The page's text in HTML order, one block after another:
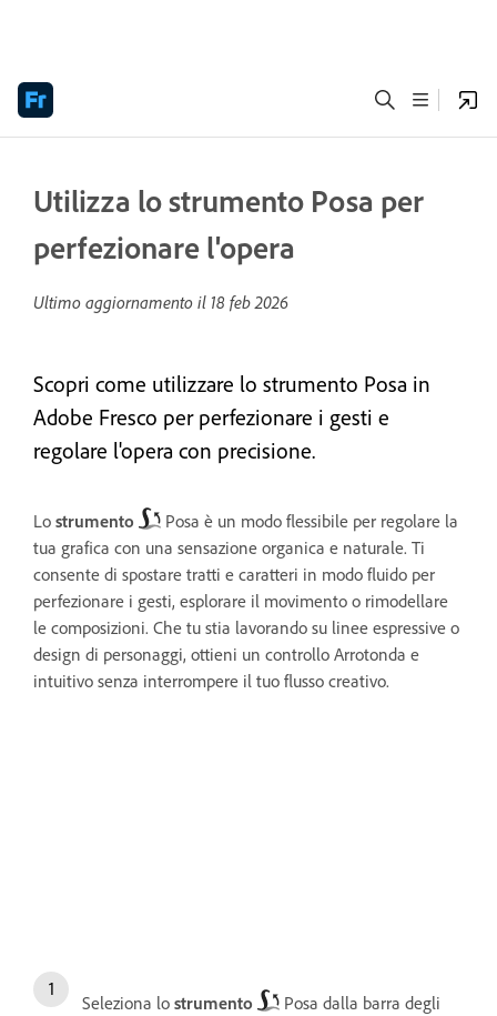
Utilizza lo strumento Posa per
perfezionare l'opera
Ultimo aggiornamento il 18 feb 2026
Scopri come utilizzare lo strumento Posa in
Adobe Fresco per perfezionare i gesti e
regolare l'opera con precisione.
Lo strumento
Posa è un modo flessibile per regolare la
tua grafica con una sensazione organica e naturale. Ti
consente di spostare tratti e caratteri in modo fluido per
perfezionare i gesti, esplorare il movimento o rimodellare
le composizioni. Che tu stia lavorando su linee espressive o
design di personaggi, ottieni un controllo Arrotonda e
intuitivo senza interrompere il tuo flusso creativo.
Seleziona lo strumento
Posa dalla barra degli